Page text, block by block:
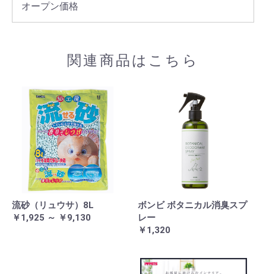
オープン価格
関連商品はこちら
流砂（リュウサ）8L
￥1,925 ～ ￥9,130
ボンビ ボタニカル消臭スプ
レー
￥1,320